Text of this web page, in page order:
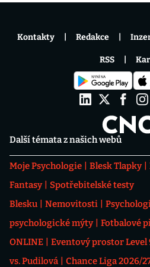
Další témata z našich webů
Moje Psychologie Blesk Tlapky
Fantasy
Spotřebitelské testy
Blesku
Nemovitosti
psychologické mýty
Fotbalové
ONLINE
Eventový prostor Level
vs. Pudilová
Chance Liga 2026/
Kontakty Redakce
RSS